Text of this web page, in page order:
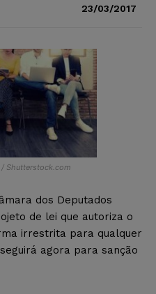
23/03/2017
Shutterstock.com
dos Deputados
de lei que autoriza o
irrestrita para qualquer
agora para sanção